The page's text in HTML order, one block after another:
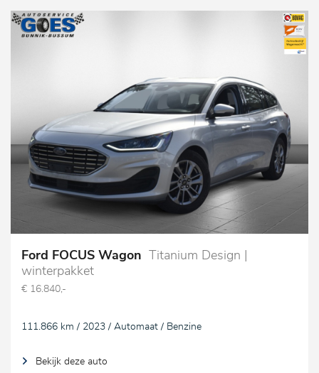
Ford FOCUS Wagon
Titanium Design |
winterpakket
€ 16.840,-
111.866 km / 2023 / Automaat / Benzine
Bekijk deze auto